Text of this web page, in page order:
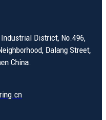
District, No.496,
Dalang Street,
China.